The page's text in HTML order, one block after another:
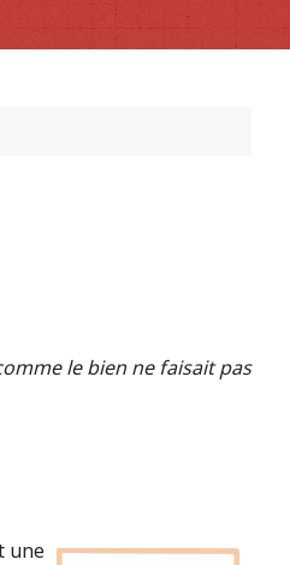
le bien ne faisait pas
une